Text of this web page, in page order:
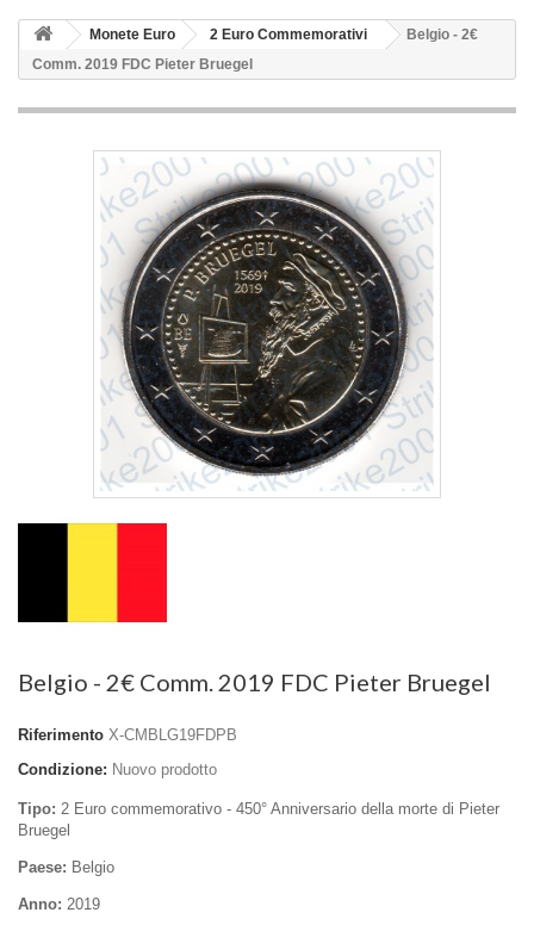
Monete Euro 2 Euro Commemorativi
Belgio - 2€
Comm. 2019 FDC Pieter Bruegel
Belgio - 2€ Comm. 2019 FDC Pieter Bruegel
Riferimento X-CMBLG19FDPB
Condizione: Nuovo prodotto
Tipo: 2 Euro commemorativo - 450° Anniversario della morte di Pieter
Bruegel
Paese: Belgio
Anno: 2019